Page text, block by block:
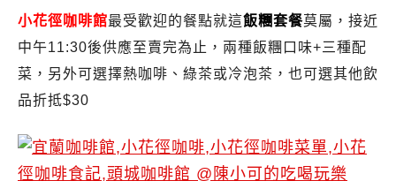
小花徑咖啡館最受歡迎的餐點就這飯糰套餐莫屬，接近
中午11:30後供應至賣完為止，兩種飯糰口味+三種配
菜，另外可選擇熱咖啡、綠茶或冷泡茶，也可選其他飲
品折抵$30